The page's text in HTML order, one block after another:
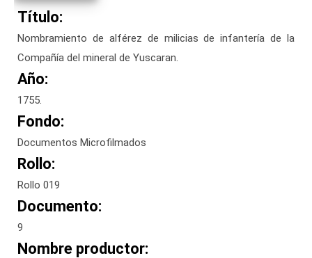
Título:
Nombramiento de alférez de milicias de infantería de la
Compañía del mineral de Yuscaran.
Año:
1755.
Fondo:
Documentos Microfilmados
Rollo:
Rollo 019
Documento:
9
Nombre productor: